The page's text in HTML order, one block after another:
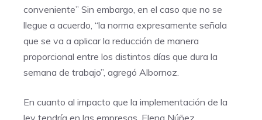
conveniente” Sin embargo, en el caso que no se
llegue a acuerdo, “la norma expresamente señala
que se va a aplicar la reducción de manera
proporcional entre los distintos dí­as que dura la
semana de trabajo”, agregó Albornoz.
En cuanto al impacto que la implementación de la
ley tendría en las empresas, Elena Núñez,